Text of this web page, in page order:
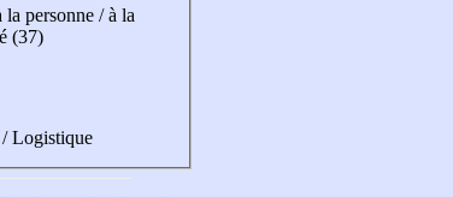
la personne / à la
(37)
Logistique